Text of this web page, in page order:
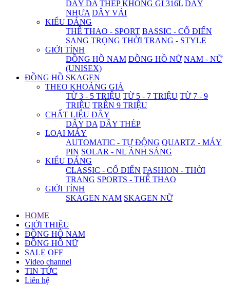
DÂY DA THÉP KHÔNG GỈ 316L DÂY
NHỰA DÂY VẢI
KIỂU DÁNG
THỂ THAO - SPORT BASSIC - CỔ ĐIỂN
SANG TRỌNG THỜI TRANG - STYLE
GIỚI TÍNH
ĐỒNG HỒ NAM ĐỒNG HỒ NỮ NAM - NỮ
(UNISEX)
ĐỒNG HỒ SKAGEN
THEO KHOẢNG GIÁ
TỪ 3 - 5 TRIỆU TỪ 5 - 7 TRIỆU TỪ 7 - 9
TRIỆU TRÊN 9 TRIỆU
CHẤT LIỆU DÂY
DÂY DA DÂY THÉP
LOẠI MÁY
AUTOMATIC - TỰ ĐỘNG QUARTZ - MÁY
PIN SOLAR - NL ÁNH SÁNG
KIỂU DÁNG
CLASSIC - CỔ ĐIỂN FASHION - THỜI
TRANG SPORTS - THỂ THAO
GIỚI TÍNH
SKAGEN NAM SKAGEN NỮ
HOME
GIỚI THIỆU
ĐỒNG HỒ NAM
ĐỒNG HỒ NỮ
SALE OFF
Video channel
TIN TỨC
Liên hệ